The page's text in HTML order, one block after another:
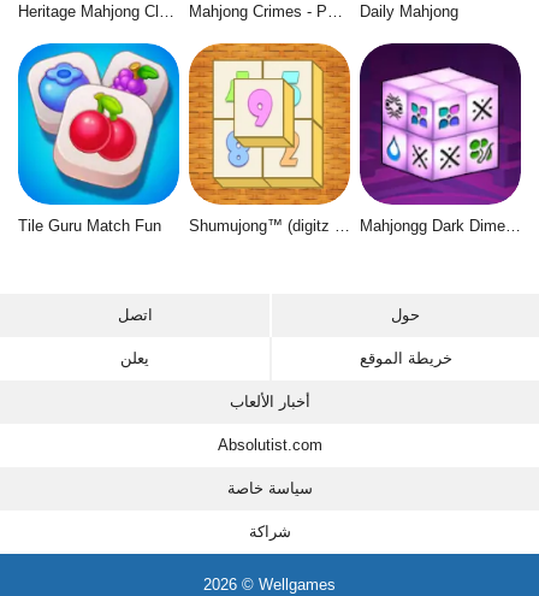
Daily Mahjong
Tile Guru Match Fun Mahjongg Dark Dimensions
اتصل حول
يعلن خريطة الموقع
أخبار الألعاب
Absolutist.com
سياسة خاصة
شراكة
2026 © Wellgames